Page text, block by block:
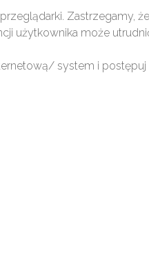
Zastrzegamy,
użytkownika może
system i